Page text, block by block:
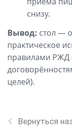
снизу.
Вывод: стол —
практическое
правилами РЖД
целей).
Вернуться